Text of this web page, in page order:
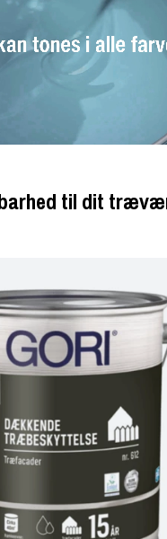
til dit